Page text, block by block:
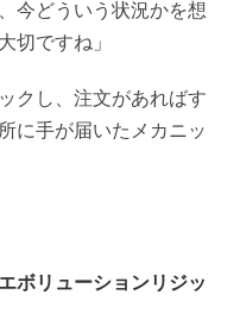
今どういう状況かを想
切ですね」
クし、注文があればす
に手が届いたメカニッ
ボリューションリジッ